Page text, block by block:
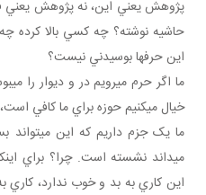
پژوهش يعني اين، نه پژوهش
حاشيه نوشته؟ چه کسي بالا کرده
اين حرف ها بوسيدني نيست؟
ما اگر حرم مي رويم در و ديوار را
خيال مي کنيم حوزه براي ما کافي
ما يک جزم داريم که اين مي تواند
مي داند نشسته است. چرا؟ براي
اين کاري به بد و خوب ندارد، کاري